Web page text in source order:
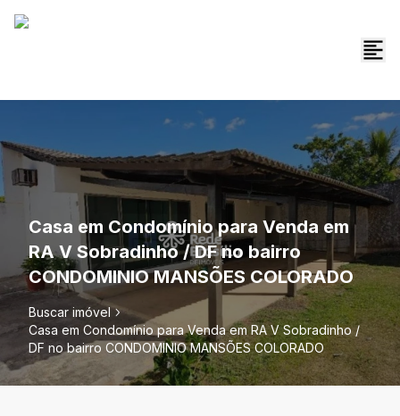
Casa em Condomínio para Venda em
RA V Sobradinho / DF no bairro
CONDOMINIO MANSÕES COLORADO
Buscar imóvel
Casa em Condomínio para Venda em RA V Sobradinho /
DF no bairro CONDOMINIO MANSÕES COLORADO